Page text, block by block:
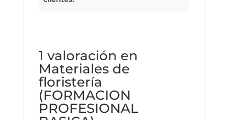
1 valoración en
Materiales de
floristería
(FORMACION
PROFESIONAL